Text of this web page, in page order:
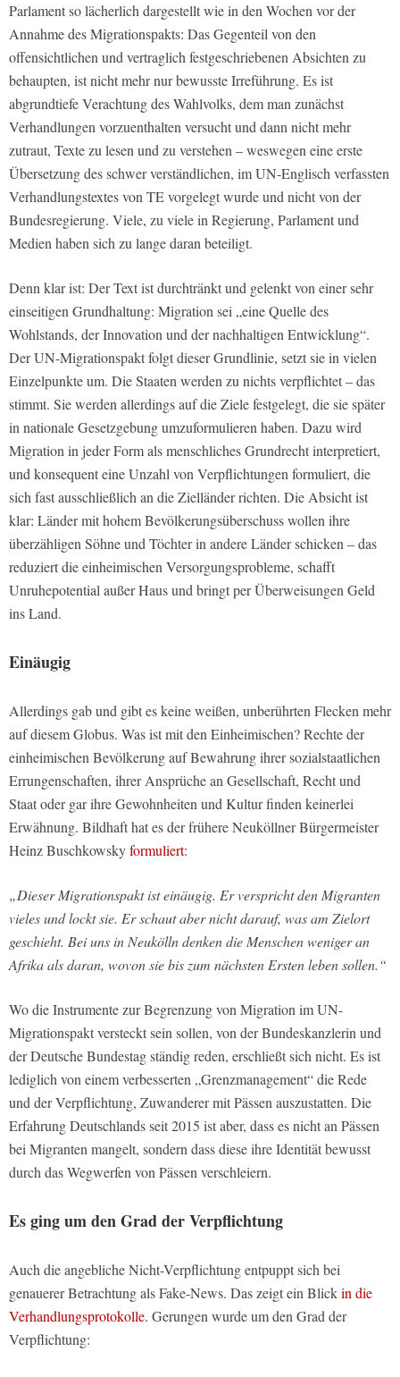
Parlament so lächerlich dargestellt wie in den Wochen vor der
Annahme des Migrationspakts: Das Gegenteil von den
offensichtlichen und vertraglich festgeschriebenen Absichten zu
behaupten, ist nicht mehr nur bewusste Irreführung. Es ist
abgrundtiefe Verachtung des Wahlvolks, dem man zunächst
Verhandlungen vorzuenthalten versucht und dann nicht mehr
zutraut, Texte zu lesen und zu verstehen – weswegen eine erste
Übersetzung des schwer verständlichen, im UN-Englisch verfassten
Verhandlungstextes von TE vorgelegt wurde und nicht von der
Bundesregierung. Viele, zu viele in Regierung, Parlament und
Medien haben sich zu lange daran beteiligt.
Denn klar ist: Der Text ist durchtränkt und gelenkt von einer sehr
einseitigen Grundhaltung: Migration sei „eine Quelle des
Wohlstands, der Innovation und der nachhaltigen Entwicklung“.
Der UN-Migrationspakt folgt dieser Grundlinie, setzt sie in vielen
Einzelpunkte um. Die Staaten werden zu nichts verpflichtet – das
stimmt. Sie werden allerdings auf die Ziele festgelegt, die sie später
in nationale Gesetzgebung umzuformulieren haben. Dazu wird
Migration in jeder Form als menschliches Grundrecht interpretiert,
und konsequent eine Unzahl von Verpflichtungen formuliert, die
sich fast ausschließlich an die Zielländer richten. Die Absicht ist
klar: Länder mit hohem Bevölkerungsüberschuss wollen ihre
überzähligen Söhne und Töchter in andere Länder schicken – das
reduziert die einheimischen Versorgungsprobleme, schafft
Unruhepotential außer Haus und bringt per Überweisungen Geld
ins Land.
Einäugig
Allerdings gab und gibt es keine weißen, unberührten Flecken mehr
auf diesem Globus. Was ist mit den Einheimischen? Rechte der
einheimischen Bevölkerung auf Bewahrung ihrer sozialstaatlichen
Errungenschaften, ihrer Ansprüche an Gesellschaft, Recht und
Staat oder gar ihre Gewohnheiten und Kultur finden keinerlei
Erwähnung. Bildhaft hat es der frühere Neuköllner Bürgermeister
Heinz Buschkowskyformuliert:
„Dieser Migrationspakt ist einäugig. Er verspricht den Migranten
vieles und lockt sie. Er schaut aber nicht darauf, was am Zielort
geschieht. Bei uns in Neukölln denken die Menschen weniger an
Afrika als daran, wovon sie bis zum nächsten Ersten leben sollen.“
Wo die Instrumente zur Begrenzung von Migration im UN-
Migrationspakt versteckt sein sollen, von der Bundeskanzlerin und
der Deutsche Bundestag ständig reden, erschließt sich nicht. Es ist
lediglich von einem verbesserten „Grenzmanagement“ die Rede
und der Verpflichtung, Zuwanderer mit Pässen auszustatten. Die
Erfahrung Deutschlands seit 2015 ist aber, dass es nicht an Pässen
bei Migranten mangelt, sondern dass diese ihre Identität bewusst
durch das Wegwerfen von Pässen verschleiern.
Es ging um den Grad der Verpflichtung
Auch die angebliche Nicht-Verpflichtung entpuppt sich bei
genauerer Betrachtung als Fake-News. Das zeigt ein Blickin die
Verhandlungsprotokolle. Gerungen wurde um den Grad der
Verpflichtung: